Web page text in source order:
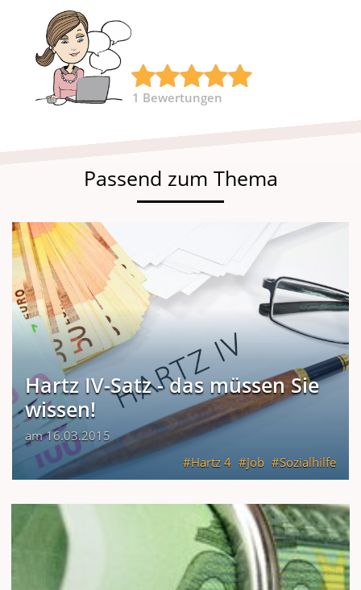
1 Bewertungen
Passend zum Thema
Hartz IV-Satz - das müssen Sie
wissen!
am 16.03.2015
Hartz 4
Job Sozialhilfe